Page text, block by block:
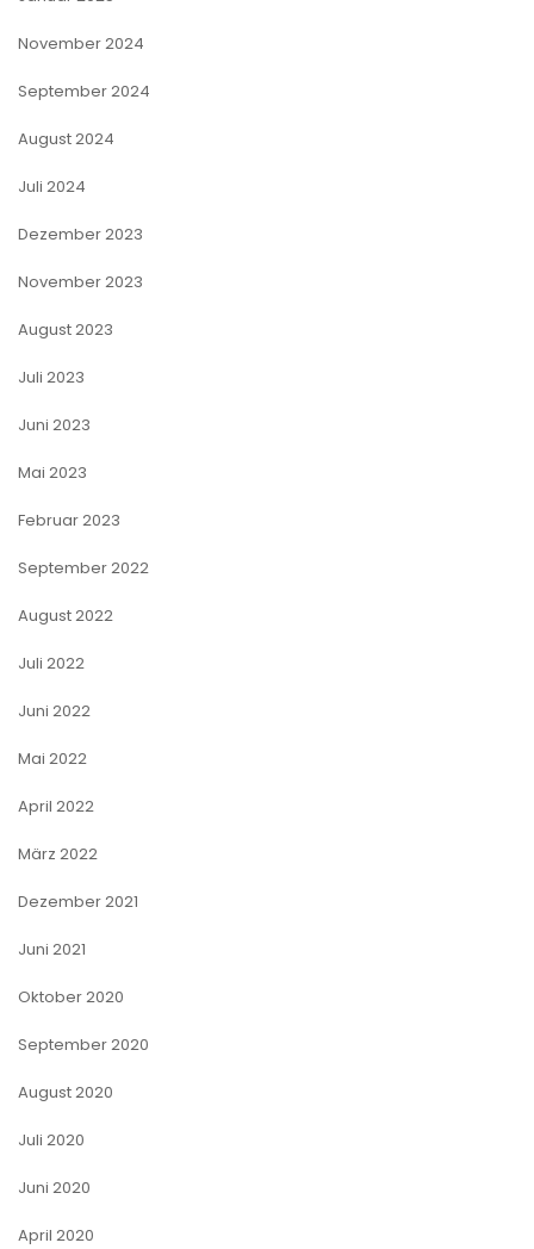
November 2024
September 2024
August 2024
Juli 2024
Dezember 2023
November 2023
August 2023
Juli 2023
Juni 2023
Mai 2023
Februar 2023
September 2022
August 2022
Juli 2022
Juni 2022
Mai 2022
April 2022
März 2022
Dezember 2021
Juni 2021
Oktober 2020
September 2020
August 2020
Juli 2020
Juni 2020
April 2020